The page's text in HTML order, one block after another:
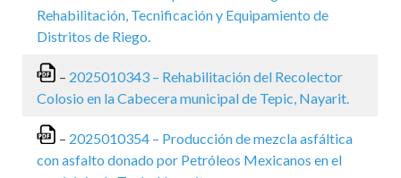
Rehabilitación, Tecnificación y Equipamiento de
Distritos de Riego.
– 2025010343 – Rehabilitación del Recolector
Colosio en la Cabecera municipal de Tepic, Nayarit.
– 2025010354 – Producción de mezcla asfáltica
con asfalto donado por Petróleos Mexicanos en el